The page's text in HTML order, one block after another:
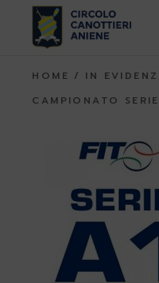
content
HOME IN
CAMPIONATO